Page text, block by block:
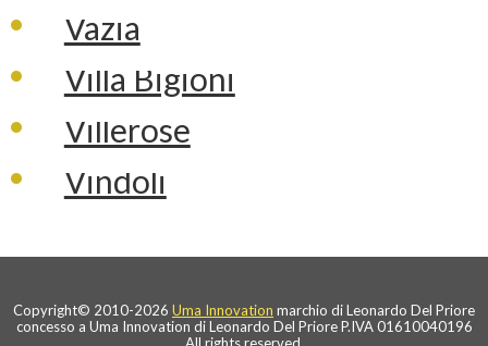
Vazia
Villa Bigioni
Villerose
Vindoli
Copyright© 2010-2026 Uma Innovation marchio di Leonardo Del Priore
concesso a Uma Innovation di Leonardo Del Priore P.IVA 01610040196